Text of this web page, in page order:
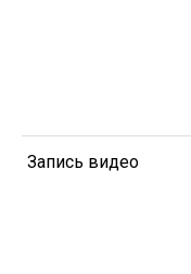
Запись видео